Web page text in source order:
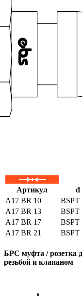
Артикул d
A17 ВR 10
BSPT
A17 ВR 13
BSPT
A17 ВR 17
BSPT
A17 ВR 21
BSPT
БРС муфта / розетка
резьбой и клапаном